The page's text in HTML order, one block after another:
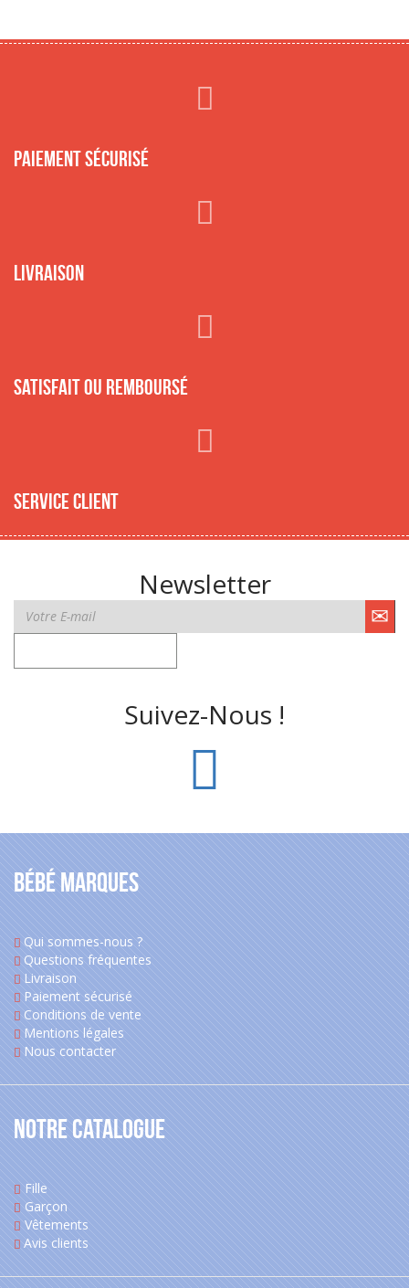
Paiement sécurisé
Livraison
Satisfait ou remboursé
Service client
Newsletter
Suivez-Nous !
Bébé Marques
Qui sommes-nous ?
Questions fréquentes
Livraison
Paiement sécurisé
Conditions de vente
Mentions légales
Nous contacter
Notre catalogue
Fille
Garçon
Vêtements
Avis clients